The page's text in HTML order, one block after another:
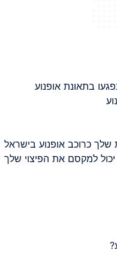
בתאונת אופנוע
שלך כרוכב אופנוע בישראל
יכול למקסם את הפיצוי שלך